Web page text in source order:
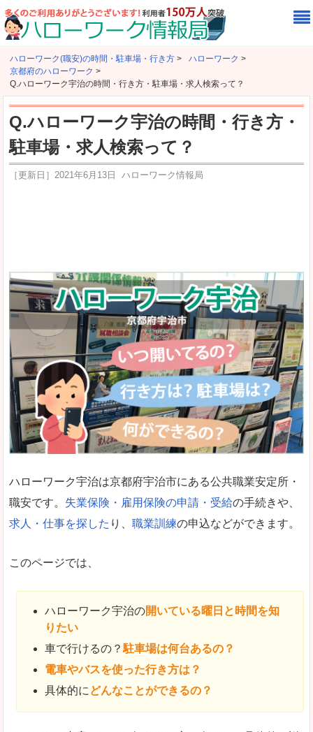
ハローワーク(職安)の時間・駐車場・行き方 > ハローワーク >
京都府のハローワーク >
Q.ハローワーク宇治の時間・行き方・駐車場・求人検索って？
Q.ハローワーク宇治の時間・行き方・
駐車場・求人検索って？
［更新日］ 2021年6月13日 ハローワーク情報局
ハローワーク宇治は京都府宇治市にある公共職業安定所・
職安です。 失業保険・雇用保険の申請・受給の手続きや、
求人・仕事を探した り、 職業訓練の申込などができます。
このページでは、
ハローワーク宇治の開いている曜日と時間を知
りたい
車で行けるの？駐車場は何台あるの？
電車やバスを使った行き方は？
具体的にどんなことができるの？